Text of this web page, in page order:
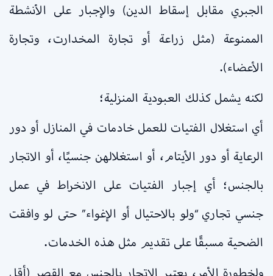
الجبري مقابل إسقاط الدين) والإجبار على الأنشطة
الممنوعة (مثل زراعة أو تجارة المخدارت، وتجارة
الأعضاء).
لكنه يشمل كذلك العبودية المنزلية؛
أي استغلال الفتيات للعمل خادمات في المنازل أو دور
الرعاية أو دور الأيتام، أو استغلالهن جنسيًا، أو الاتجار
بالجنس؛ أي إجبار الفتيات على الانخراط في عمل
جنسي تجاري “ولو بالاحتيال أو الإغواء” حتى لو وافقت
الضحية مسبقًا على تقديم مثل هذه الخدمات.
ولخطورة الأمر، يعتبر الاتجار بالجنس مع القصر (أقل